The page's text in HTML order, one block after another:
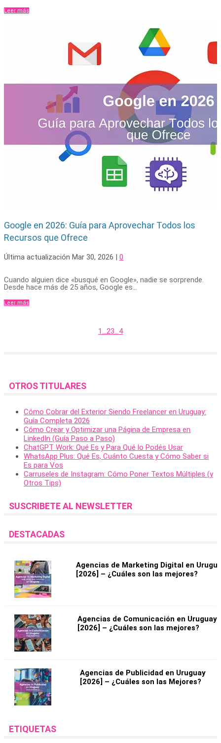
Leer más
Google en 2026: Guía para Aprovechar Todos los
Recursos que Ofrece
Última actualización Mar 30, 2026 | 0
Cuando alguien dice «busqué en Google», nadie se sorprende.
Desde hace más de 25 años, Google es...
Leer más
1...23...4
OTROS TITULARES
Cómo Cobrar del Exterior Siendo Freelancer en Uruguay:
Guía Completa 2026
Cómo Crear y Optimizar una Página de Empresa en
LinkedIn (Guía Paso a Paso)
ChatGPT Work: Qué Es y Para Qué lo Podés Usar
WhatsApp Plus: Qué Es, Cuánto Cuesta y Cómo Saber si
Es para Vos
Carruseles de Instagram: Cómo Poner Textos Múltiples (y
Otros Tips)
SUSCRIBETE AL NEWSLETTER
DESTACADAS
Agencias de Marketing Digital en
[2026] – ¿Cuáles son las mejores?
Agencias de Comunicación en Uruguay
[2026] – ¿Cuáles son las mejores?
Agencias de Publicidad en Uruguay
[2026] – ¿Cuáles son las Mejores?
ETIQUETAS